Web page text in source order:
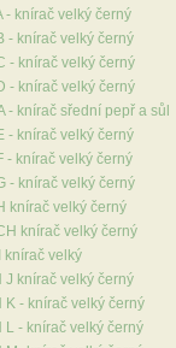
- knírač velký černý
- knírač velký černý
- knírač velký černý
- knírač velký černý
- knírač sřední pepř a sůl
- knírač velký černý
- knírač velký černý
- knírač velký černý
knírač velký černý
knírač velký černý
knírač velký
J knírač velký černý
K - knírač velký černý
L - knírač velký černý